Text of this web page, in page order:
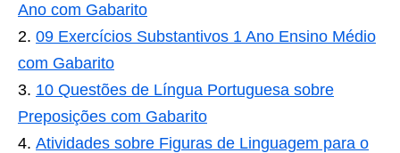
Ano com Gabarito
09 Exercícios Substantivos 1 Ano Ensino Médio
com Gabarito
10 Questões de Língua Portuguesa sobre
Preposições com Gabarito
Atividades sobre Figuras de Linguagem para o